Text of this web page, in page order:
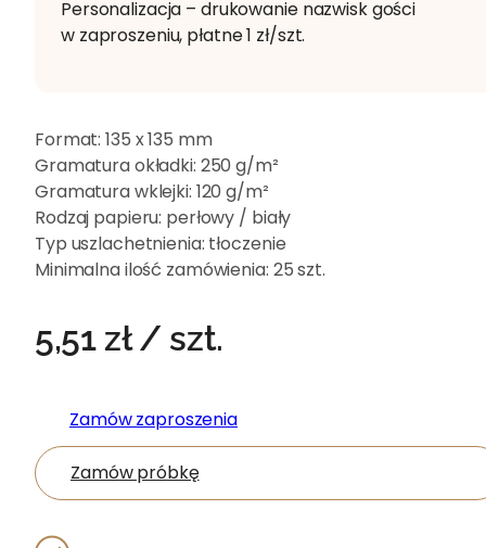
Personalizacja – drukowanie nazwisk gości
w zaproszeniu, płatne 1 zł/szt.
Format:135 x 135 mm
Gramatura okładki: 250 g/m²
Gramatura wklejki: 120 g/m²
Rodzaj papieru: perłowy / biały
Typ uszlachetnienia: tłoczenie
Minimalna ilość zamówienia: 25 szt.
5,51zł/ szt.
Zamów zaproszenia
Zamów próbkę